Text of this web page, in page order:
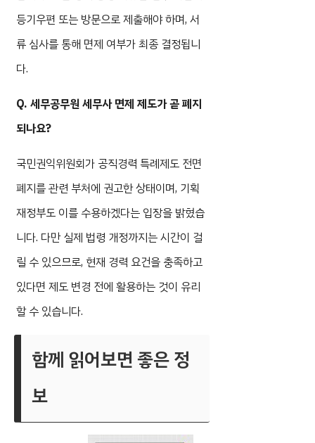
등기우편 또는 방문으로 제출해야 하며, 서
류 심사를 통해 면제 여부가 최종 결정됩니
다.
Q. 세무공무원 세무사 면제 제도가 곧 폐지
되나요?
국민권익위원회가 공직경력 특례제도 전면
폐지를 관련 부처에 권고한 상태이며, 기획
재정부도 이를 수용하겠다는 입장을 밝혔습
니다. 다만 실제 법령 개정까지는 시간이 걸
릴 수 있으므로, 현재 경력 요건을 충족하고
있다면 제도 변경 전에 활용하는 것이 유리
할 수 있습니다.
함께 읽어보면 좋은 정
보